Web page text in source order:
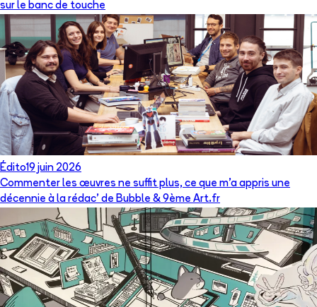
sur le banc de touche
Édito19 juin 2026
Commenter les œuvres ne suffit plus, ce que m’a appris une
décennie à la rédac’ de Bubble & 9ème Art.fr